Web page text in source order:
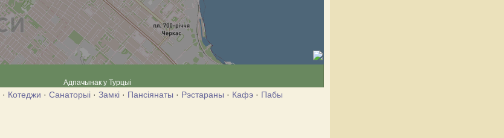
Адпачынак у Турцыі
· Котеджи · Санаторыі· Замкі· Пансіянаты · Рэстараны · Кафэ· Пабы